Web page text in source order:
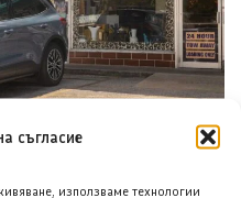
съгласие
използваме технологии
и четириврат